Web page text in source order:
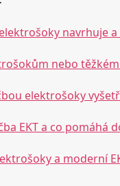
navrhuje
nebo
elektrošoky
EKT a co pomáhá
a moderní